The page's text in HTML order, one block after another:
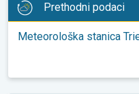
Prethodni podaci
Meteorološka stanica